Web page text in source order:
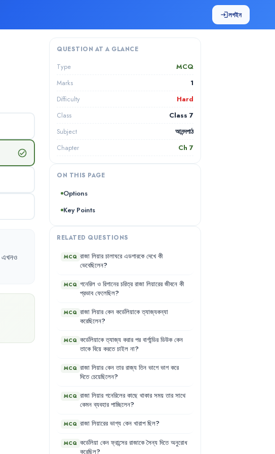
loginলগইন
check_circle
এখনও
QUESTION AT A GLANCE
Type MCQ
Marks 1
Difficulty Hard
Class Class 7
Subject আনন্দপাঠ
Chapter Ch 7
ON THIS PAGE
Options
Key Points
RELATED QUESTIONS
MCQ রাজা লিয়ার চালাঘরে এডগারকে দেখে কী
ভেবেছিলেন?
MCQ গনেরিল ও রিগানের চরিত্র রাজা লিয়ারের জীবনে কী
প্রভাব ফেলেছিল?
MCQ রাজা লিয়ার কেন কর্ডেলিয়াকে ত্যাজ্যকন্যা
করেছিলেন?
MCQ কর্ডেলিয়াকে ত্যাজ্য করার পর বার্গান্ডির ডিউক কেন
তাকে বিয়ে করতে চাইল না?
MCQ রাজা লিয়ার কেন তার রাজ্য তিন ভাগে ভাগ করে
দিতে চেয়েছিলেন?
MCQ রাজা লিয়ার গনেরিলের কাছে থাকার সময় তার সাথে
কেমন ব্যবহার পাচ্ছিলেন?
MCQ রাজা লিয়ারের ভাগ্য কেন খারাপ ছিল?
MCQ কর্ডেলিয়া কেন ফ্রান্সের রাজাকে সৈন্য দিতে অনুরোধ
করেছিল?